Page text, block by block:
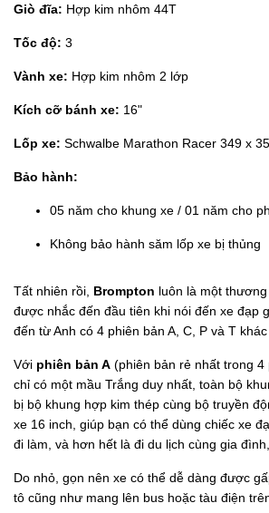
Giò đĩa: Hợp kim nhôm 44T
Tốc độ: 3
Vành xe: Hợp kim nhôm 2 lớp
Kích cỡ bánh xe: 16"
Lốp xe: Schwalbe Marathon Racer 349 x
Bảo hành:
05 năm cho khung xe / 01 năm cho
Không bảo hành săm lốp xe bị thủng
Tất nhiên rồi, Brompton luôn là một
được nhắc đến đầu tiên khi nói đến xe đạp
đến từ Anh có 4 phiên bản A, C, P và T khác
Với phiên bản A (phiên bản rẻ nhất trong
chỉ có một mầu Trắng duy nhất, toàn bộ
bị bộ khung hợp kim thép cùng bộ truyền
xe 16 inch, giúp bạn có thể dùng chiếc xe
đi làm, và hơn hết là đi du lịch cùng gia
Do nhỏ, gọn nên xe có thể dễ dàng được
tô cũng như mang lên bus hoặc tàu điện trên